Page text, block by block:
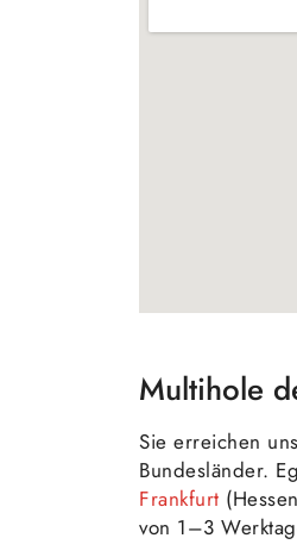
Multihole
Sie erreichen
Bundesländer.
Frankfurt
von 1–3